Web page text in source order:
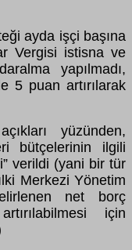
ayda işçi başına
Vergisi istisna ve
yapılmadı,
5 puan artırılarak
yüzünden,
bütçelerinin ilgili
verildi (yani bir tür
Merkezi Yönetim
net borç
için